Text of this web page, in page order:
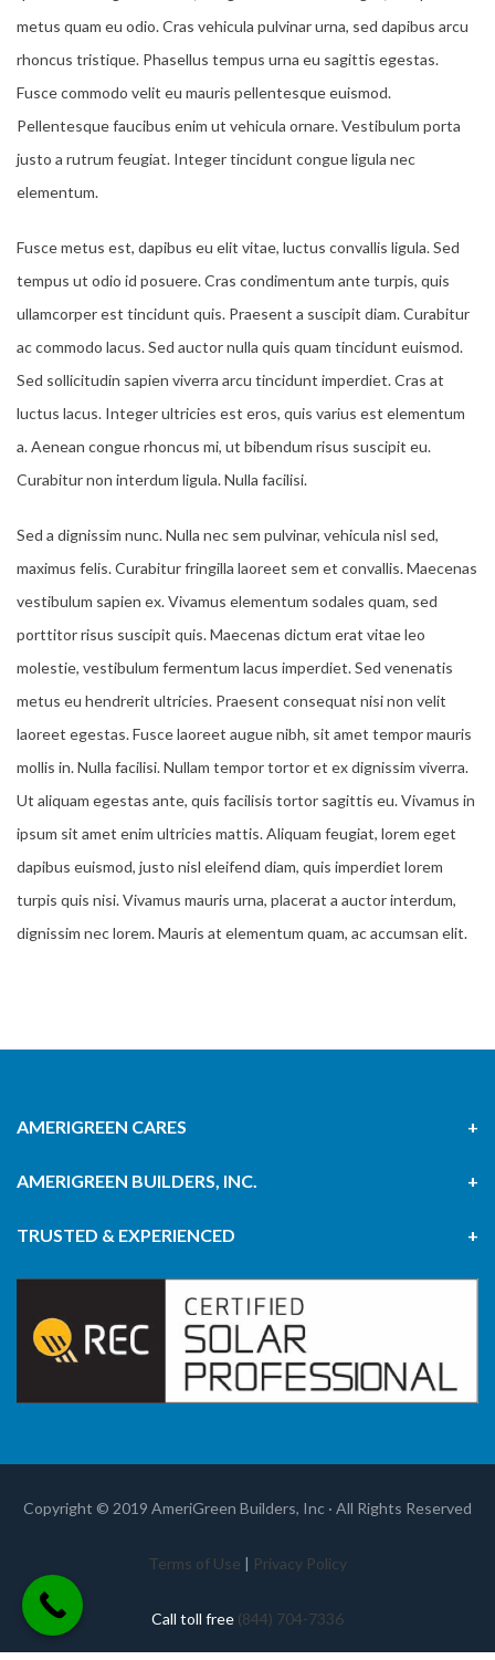
metus quam eu odio. Cras vehicula pulvinar urna, sed dapibus arcu
rhoncus tristique. Phasellus tempus urna eu sagittis egestas.
Fusce commodo velit eu mauris pellentesque euismod.
Pellentesque faucibus enim ut vehicula ornare. Vestibulum porta
justo a rutrum feugiat. Integer tincidunt congue ligula nec
elementum.
Fusce metus est, dapibus eu elit vitae, luctus convallis ligula. Sed
tempus ut odio id posuere. Cras condimentum ante turpis, quis
ullamcorper est tincidunt quis. Praesent a suscipit diam. Curabitur
ac commodo lacus. Sed auctor nulla quis quam tincidunt euismod.
Sed sollicitudin sapien viverra arcu tincidunt imperdiet. Cras at
luctus lacus. Integer ultricies est eros, quis varius est elementum
a. Aenean congue rhoncus mi, ut bibendum risus suscipit eu.
Curabitur non interdum ligula. Nulla facilisi.
Sed a dignissim nunc. Nulla nec sem pulvinar, vehicula nisl sed,
maximus felis. Curabitur fringilla laoreet sem et convallis. Maecenas
vestibulum sapien ex. Vivamus elementum sodales quam, sed
porttitor risus suscipit quis. Maecenas dictum erat vitae leo
molestie, vestibulum fermentum lacus imperdiet. Sed venenatis
metus eu hendrerit ultricies. Praesent consequat nisi non velit
laoreet egestas. Fusce laoreet augue nibh, sit amet tempor mauris
mollis in. Nulla facilisi. Nullam tempor tortor et ex dignissim viverra.
Ut aliquam egestas ante, quis facilisis tortor sagittis eu. Vivamus in
ipsum sit amet enim ultricies mattis. Aliquam feugiat, lorem eget
dapibus euismod, justo nisl eleifend diam, quis imperdiet lorem
turpis quis nisi. Vivamus mauris urna, placerat a auctor interdum,
dignissim nec lorem. Mauris at elementum quam, ac accumsan elit.
AMERIGREEN CARES
AMERIGREEN BUILDERS, INC.
TRUSTED & EXPERIENCED
Copyright © 2019 AmeriGreen Builders, Inc · All Rights Reserved
Terms of Use | Privacy Policy
Call toll free (844) 704-7336